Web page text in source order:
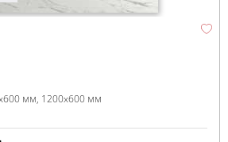
мм 1200x600 мм